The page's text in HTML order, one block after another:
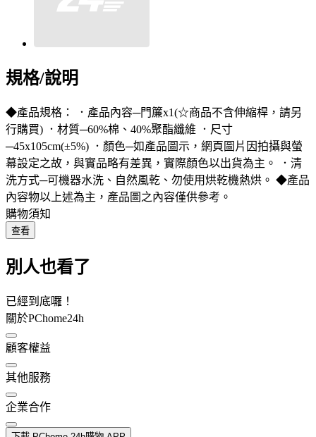
規格/說明
◆產品規格： ．產品內容─門簾x1(☆商品不含伸縮桿，請另
行購買) ．材質─60%棉、40%聚酯纖維 ．尺寸
─45x105cm(±5%) ．顏色─如產品圖示，網頁圖片因拍攝與螢
幕設定之故，與實品略有差異，實際顏色以出貨為主。 ．清
洗方式─可機器水洗、自然風乾、勿使用烘乾機熱烘。 ◆產品
內容物以上述為主，產品圖之內容僅供參考。
購物須知
查看
別人也看了
已經到底囉！
關於PChome24h
顧客權益
其他服務
企業合作